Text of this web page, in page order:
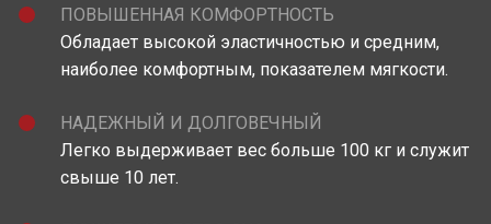
ПОВЫШЕННАЯ КОМФОРТНОСТЬ
Обладает высокой эластичностью и средним,
наиболее комфортным, показателем мягкости.
НАДЕЖНЫЙ И ДОЛГОВЕЧНЫЙ
Легко выдерживает вес больше 100 кг и служит
свыше 10 лет.